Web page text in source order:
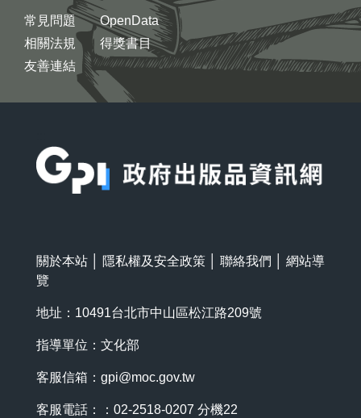
常見問題
相關法規
友善連結
OpenData
得獎書目
關於本站 隱私權及安全政策 聯絡我們
網站導
覽
地址：10491台北市中山區松江路209號
指導單位：文化部
客服信箱： gpi@moc.gov.tw
客服電話：：02-2518-0207 分機22